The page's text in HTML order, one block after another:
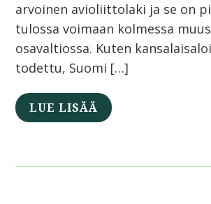
arvoinen avioliittolaki ja se on
tulossa voimaan kolmessa
osavaltiossa. Kuten
todettu, Suomi […]
LUE LISÄÄ